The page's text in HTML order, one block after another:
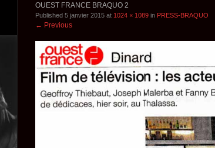
OUEST FRANCE BRAQUO 2
Published 5 janvier 2015 at 1024 × 1089 in PRESS-BRAQUO
← Previous